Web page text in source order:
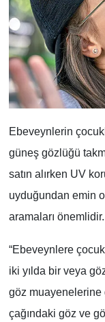
Ebeveynlerin
güneş gözlüğü
satın alırken UV
uyduğundan emin
aramaları önemlidir.
“Ebeveynlere
iki yılda bir veya
göz muayenelerine
çağındaki göz ve